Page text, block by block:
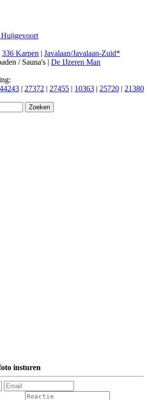
336 Karpen | Javalaan/Javalaan-Zuid*
/ Sauna's | De IJzeren Man
44243 | 27372 | 27455 | 10363 | 25720 | 21380
insturen